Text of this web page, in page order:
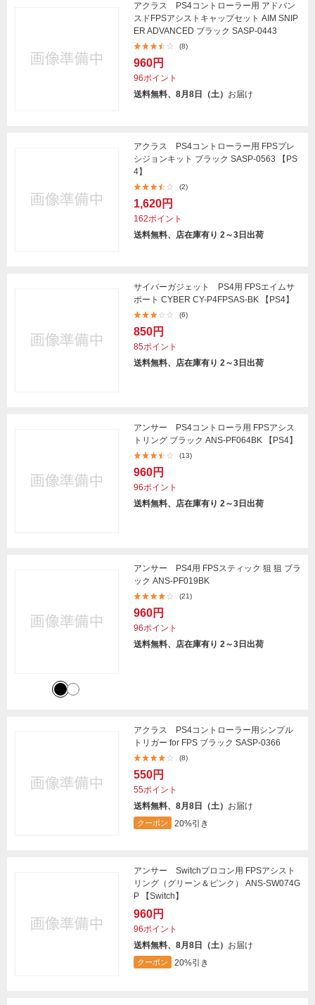
アクラス PS4コントローラー用 アドバン
スドFPSアシストキャップセット AIM SNIP
ER ADVANCED ブラック SASP-0443
(8)
960円
96ポイント
送料無料、8月8日（土） お届け
アクラス PS4コントローラー用 FPSプレ
シジョンキット ブラック SASP-0563 【PS
4】
(2)
1,620円
162ポイント
送料無料、店在庫有り 2～3日出荷
サイバーガジェット PS4用 FPSエイムサ
ポート CYBER CY-P4FPSAS-BK 【PS4】
(6)
850円
85ポイント
送料無料、店在庫有り 2～3日出荷
アンサー PS4コントローラ用 FPSアシス
トリング ブラック ANS-PF064BK 【PS4】
(13)
960円
96ポイント
送料無料、店在庫有り 2～3日出荷
アンサー PS4用 FPSスティック 狙 狙 ブラ
ック ANS-PF019BK
(21)
960円
96ポイント
送料無料、店在庫有り 2～3日出荷
アクラス PS4コントローラー用シンプル
トリガー for FPS ブラック SASP-0366
(8)
550円
55ポイント
送料無料、8月8日（土） お届け
クーポン 20%引き
アンサー Switchプロコン用 FPSアシスト
リング（グリーン＆ピンク） ANS-SW074G
P 【Switch】
960円
96ポイント
送料無料、8月8日（土） お届け
クーポン 20%引き